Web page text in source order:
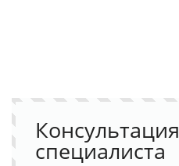
Консультация
специалиста